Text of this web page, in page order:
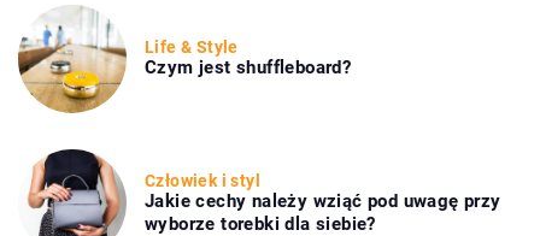
Life & Style
Czym jest shuffleboard?
Człowiek i styl
Jakie cechy należy wziąć pod uwagę przy
wyborze torebki dla siebie?